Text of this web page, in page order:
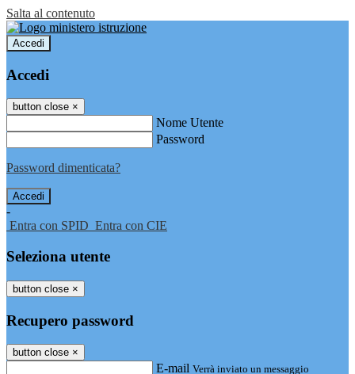
Salta al contenuto
Accedi
Accedi
button close ×
Nome Utente
Password
Password dimenticata?
-
Entra con SPID Entra con CIE
Seleziona utente
button close ×
Recupero password
button close ×
E-mail Verrà inviato un messaggio